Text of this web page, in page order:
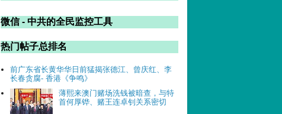
微信 - 中共的全民监控工具
热门帖子总排名
前广东省长黄华华日前猛揭张德江、曾庆红、李
长春贪腐- 香港《争鸣》
薄熙来澳门赌场洗钱被暗查，与特
首何厚铧、赌王连卓钊关系密切